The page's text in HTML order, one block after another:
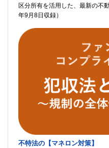
区分所有を活用した、最新の不
年9月8日収録）
不特法の【マネロン対策】